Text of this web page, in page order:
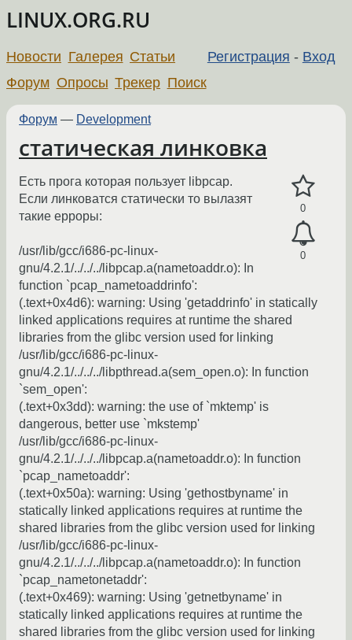
LINUX.ORG.RU
Регистрация - Вход
Новости Галерея Статьи
Форум Опросы Трекер Поиск
Форум — Development
статическая линковка
0
0
Есть прога которая пользует libpcap.
Если линковатся статически то вылазят
такие ерроры:
/usr/lib/gcc/i686-pc-linux-
gnu/4.2.1/../../../libpcap.a(nametoaddr.o): In
function `pcap_nametoaddrinfo':
(.text+0x4d6): warning: Using 'getaddrinfo' in statically
linked applications requires at runtime the shared
libraries from the glibc version used for linking
/usr/lib/gcc/i686-pc-linux-
gnu/4.2.1/../../../libpthread.a(sem_open.o): In function
`sem_open':
(.text+0x3dd): warning: the use of `mktemp' is
dangerous, better use `mkstemp'
/usr/lib/gcc/i686-pc-linux-
gnu/4.2.1/../../../libpcap.a(nametoaddr.o): In function
`pcap_nametoaddr':
(.text+0x50a): warning: Using 'gethostbyname' in
statically linked applications requires at runtime the
shared libraries from the glibc version used for linking
/usr/lib/gcc/i686-pc-linux-
gnu/4.2.1/../../../libpcap.a(nametoaddr.o): In function
`pcap_nametonetaddr':
(.text+0x469): warning: Using 'getnetbyname' in
statically linked applications requires at runtime the
shared libraries from the glibc version used for linking